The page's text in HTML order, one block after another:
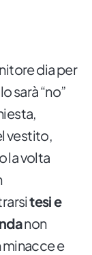
dia per
sarà “no”
vestito,
la volta
tesi e
non
minacce e